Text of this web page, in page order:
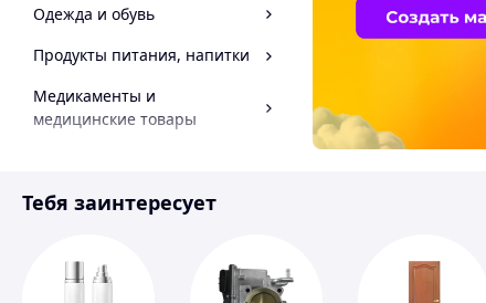
Одежда и обувь
Продукты питания, напитки
Медикаменты и
медицинские товары
Инструмент
Тебя заинтересует